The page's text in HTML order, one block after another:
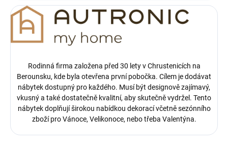
Rodinná firma založena před 30 lety v Chrustenicích na
Berounsku, kde byla otevřena první pobočka. Cílem je dodávat
nábytek dostupný pro každého. Musí být designově zajímavý,
vkusný a také dostatečně kvalitní, aby skutečně vydržel. Tento
nábytek doplňují širokou nabídkou dekorací včetně sezónního
zboží pro Vánoce, Velikonoce, nebo třeba Valentýna.